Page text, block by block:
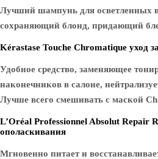
Лучший шампунь для осветленных
сохраняющий блонд, придающий
Kérastase Touche Chromatique уход
Удобное средство, заменяющее
наконечников в салоне,
Лучше всего смешивать с маской
L’Oréal Professionnel Absolut Repair
ополаскивания
Мгновенно питает и